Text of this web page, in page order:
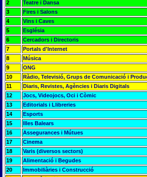
2
Teatre i Dansa
3
Fires i Salons
4
Vins i Caves
5
Església
6
Cercadors i Directoris
7
Portals d'Internet
8
Música
9
ONG
10
Ràdio, Televisió, Grups de Comunicació i
11
Diaris, Revistes, Agències i Diaris Digitals
12
Jocs, Videojocs, Oci i Còmic
13
Editorials i Llibreries
14
Esports
15
Illes Balears
16
Assegurances i Mútues
17
Cinema
18
Varis (diversos sectors)
19
Alimentació i Begudes
20
Immobiliàries i Construcció